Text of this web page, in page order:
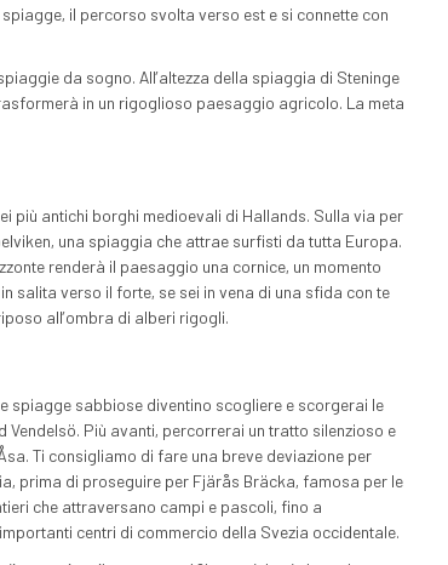
il percorso svolta verso est e si connette con
da sogno. All’altezza della spiaggia di Steninge
in un rigoglioso paesaggio agricolo. La meta
più antichi borghi medioevali di Hallands. Sulla via per
una spiaggia che attrae surfisti da tutta Europa.
renderà il paesaggio una cornice, un momento
salita verso il forte, se sei in vena di una sfida con te
all’ombra di alberi rigogli.
spiagge sabbiose diventino scogliere e scorgerai le
Vendelsö. Più avanti, percorrerai un tratto silenzioso e
Ti consigliamo di fare una breve deviazione per
prima di proseguire per Fjärås Bräcka, famosa per le
che attraversano campi e pascoli, fino a
centri di commercio della Svezia occidentale.